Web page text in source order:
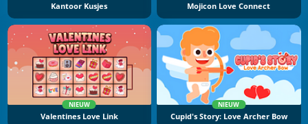
Kantoor Kusjes Mojicon Love Connect
NIEUW
Valentines Love Link
NIEUW
Cupid's Story: Love Archer Bow